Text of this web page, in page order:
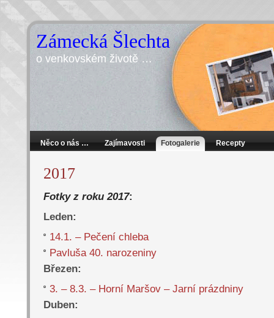
Zámecká Šlechta
o venkovském životě …
Něco o nás … Zajímavosti Fotogalerie Recepty
2017
Fotky z roku 2017:
Leden:
14.1. – Pečení chleba
Pavluša 40. narozeniny
Březen:
3. – 8.3. – Horní Maršov – Jarní prázdniny
Duben: